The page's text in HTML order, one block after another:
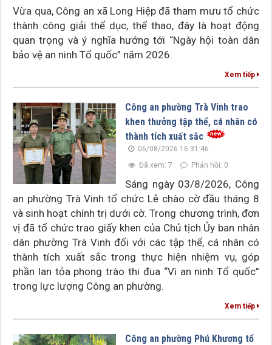
Vừa qua, Công an xã Long Hiệp đã tham mưu tổ chức
thành công giải thể dục, thể thao, đây là hoạt động
quan trọng và ý nghĩa hướng tới “Ngày hội toàn dân
bảo vệ an ninh Tổ quốc” năm 2026.
Xem tiếp
Công an phường Trà Vinh trao
khen thưởng tập thể, cá nhân có
thành tích xuất sắc
06/08/2026 16:31:46
Đã xem: 7
Phản hồi: 0
Sáng ngày 03/8/2026, Công
an phường Trà Vinh tổ chức Lễ chào cờ đầu tháng 8
và sinh hoạt chính trị dưới cờ. Trong chương trình, đơn
vị đã tổ chức trao giấy khen của Chủ tịch Ủy ban nhân
dân phường Trà Vinh đối với các tập thể, cá nhân có
thành tích xuất sắc trong thực hiện nhiệm vụ, góp
phần lan tỏa phong trào thi đua “Vì an ninh Tổ quốc”
trong lực lượng Công an phường.
Xem tiếp
Công an phường Phú Khương tổ